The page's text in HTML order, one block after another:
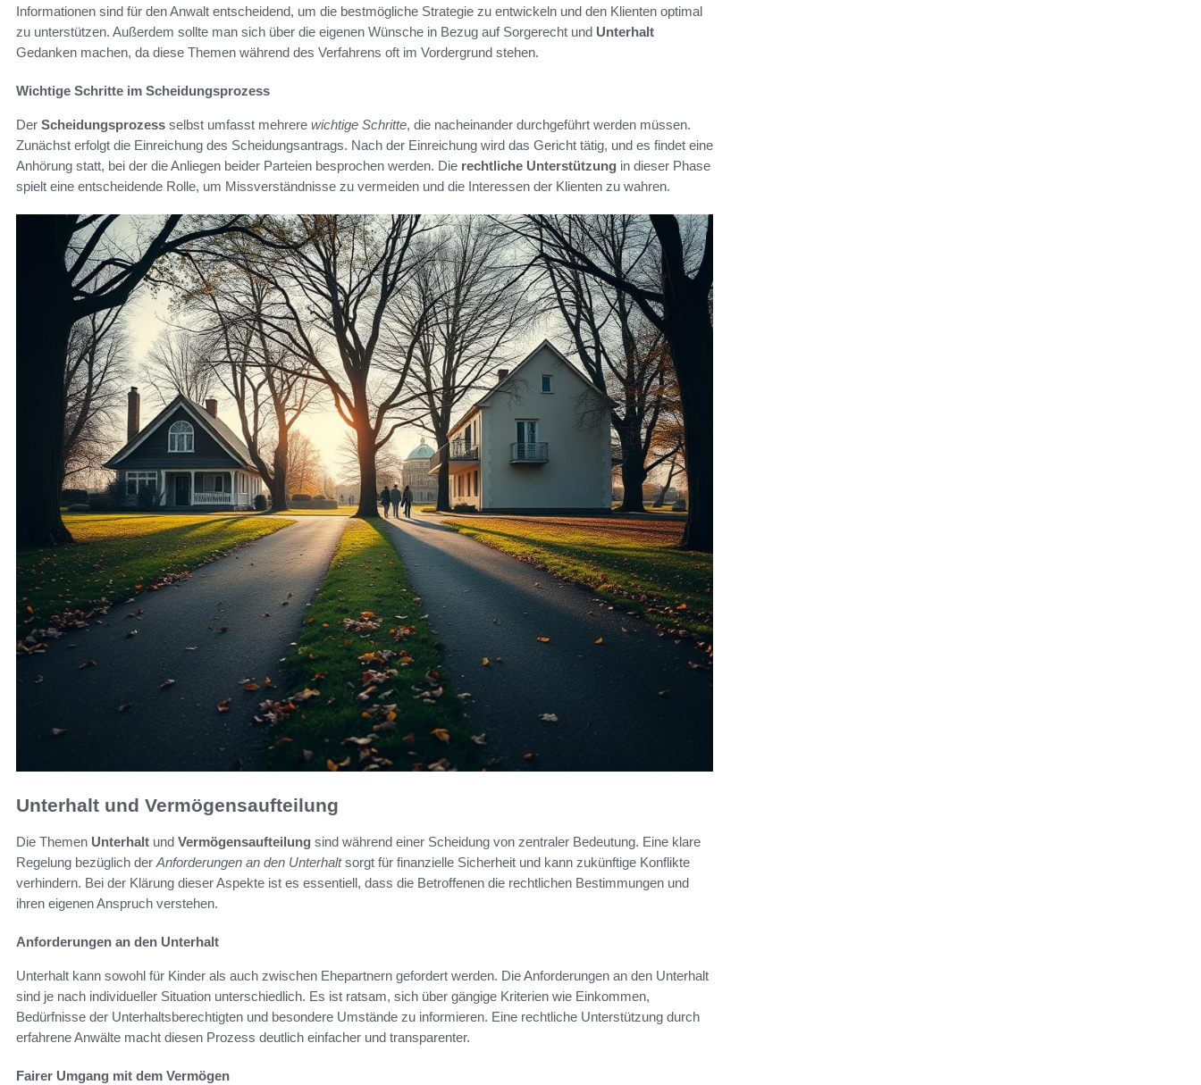
Informationen sind für den Anwalt entscheidend, um die bestmögliche Strategie zu entwickeln und den Klienten optimal
zu unterstützen. Außerdem sollte man sich über die eigenen Wünsche in Bezug auf Sorgerecht und Unterhalt
Gedanken machen, da diese Themen während des Verfahrens oft im Vordergrund stehen.
Wichtige Schritte im Scheidungsprozess
Der Scheidungsprozess selbst umfasst mehrere wichtige Schritte, die nacheinander durchgeführt werden müssen.
Zunächst erfolgt die Einreichung des Scheidungsantrags. Nach der Einreichung wird das Gericht tätig, und es findet eine
Anhörung statt, bei der die Anliegen beider Parteien besprochen werden. Die rechtliche Unterstützung in dieser Phase
spielt eine entscheidende Rolle, um Missverständnisse zu vermeiden und die Interessen der Klienten zu wahren.
Unterhalt und Vermögensaufteilung
Die Themen Unterhalt und Vermögensaufteilung sind während einer Scheidung von zentraler Bedeutung. Eine klare
Regelung bezüglich der Anforderungen an den Unterhaltsorgt für finanzielle Sicherheit und kann zukünftige Konflikte
verhindern. Bei der Klärung dieser Aspekte ist es essentiell, dass die Betroffenen die rechtlichen Bestimmungen und
ihren eigenen Anspruch verstehen.
Anforderungen an den Unterhalt
Unterhalt kann sowohl für Kinder als auch zwischen Ehepartnern gefordert werden. Die Anforderungen an den Unterhalt
sind je nach individueller Situation unterschiedlich. Es ist ratsam, sich über gängige Kriterien wie Einkommen,
Bedürfnisse der Unterhaltsberechtigten und besondere Umstände zu informieren. Eine rechtliche Unterstützung durch
erfahrene Anwälte macht diesen Prozess deutlich einfacher und transparenter.
Fairer Umgang mit dem Vermögen